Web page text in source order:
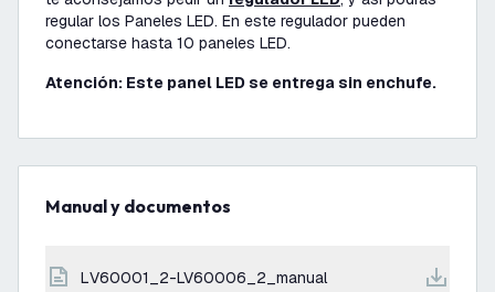
regular los Paneles LED. En este regulador pueden
conectarse hasta 10 paneles LED.
Atención: Este panel LED se entrega sin enchufe.
Manual y documentos
LV60001_2-LV60006_2_manual